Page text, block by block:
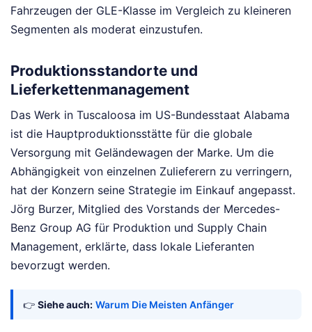
Fahrzeugen der GLE-Klasse im Vergleich zu kleineren
Segmenten als moderat einzustufen.
Produktionsstandorte und
Lieferkettenmanagement
Das Werk in Tuscaloosa im US-Bundesstaat Alabama
ist die Hauptproduktionsstätte für die globale
Versorgung mit Geländewagen der Marke. Um die
Abhängigkeit von einzelnen Zulieferern zu verringern,
hat der Konzern seine Strategie im Einkauf angepasst.
Jörg Burzer, Mitglied des Vorstands der Mercedes-
Benz Group AG für Produktion und Supply Chain
Management, erklärte, dass lokale Lieferanten
bevorzugt werden.
👉 Siehe auch: Warum Die Meisten Anfänger